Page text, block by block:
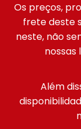
Os preços,
frete deste
neste, não
nossas
Além